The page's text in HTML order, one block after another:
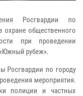
Росгвардии по
охране общественного
при проведении
рубеж».
Росгвардии по городу
мероприятия.
полиции и частных